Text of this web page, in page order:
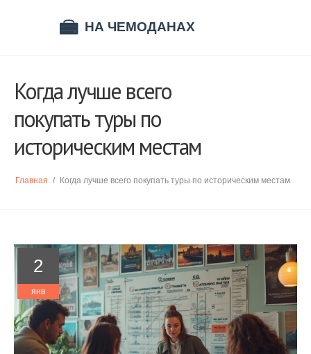
Когда лучше всего
покупать туры по
историческим местам
Главная / Когда лучше всего покупать туры по историческим местам
2
янв